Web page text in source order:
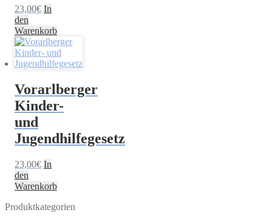
23,00€ In
den
Warenkorb
Vorarlberger
Kinder-
und
Jugendhilfegesetz
23,00€ In
den
Warenkorb
Produktkategorien